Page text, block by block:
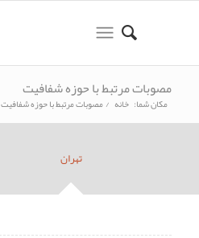
مصوبات مرتبط با حوزه شفافیت
مکان شما: خانه /مصوبات مرتبط با حوزه شفافیت
تهران